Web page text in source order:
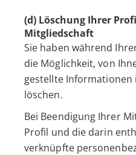
(d) Löschung Ihrer
Mitgliedschaft
Sie haben während
die Möglichkeit, von
gestellte Informationen
löschen.
Bei Beendigung Ihrer
Profil und die darin
verknüpfte